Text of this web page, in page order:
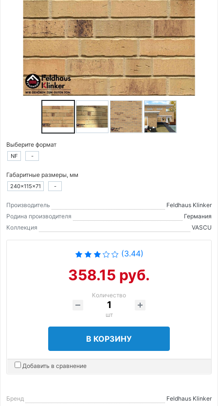
Выберите формат
NF -
Габаритные размеры, мм
240×115×71 -
Производитель
Feldhaus Klinker
Родина производителя
Германия
Коллекция
VASCU
(3.44)
358.15 руб.
Количество
шт
В КОРЗИНУ
Добавить в сравнение
Бренд
Feldhaus Klinker